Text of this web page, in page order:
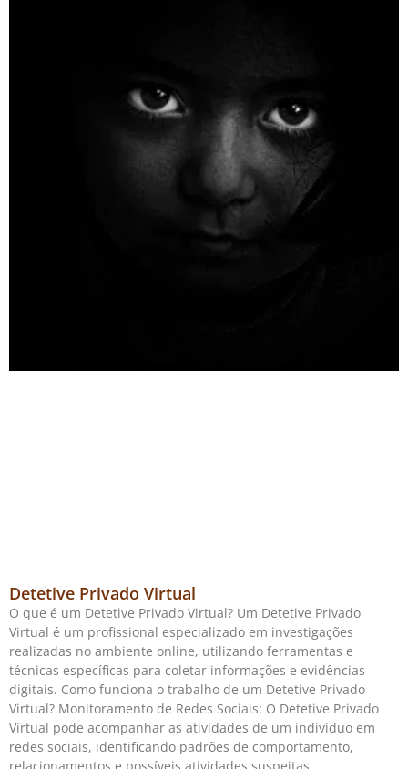
Detetive Privado Virtual
O que é um Detetive Privado Virtual? Um Detetive Privado
Virtual é um profissional especializado em investigações
realizadas no ambiente online, utilizando ferramentas e
técnicas específicas para coletar informações e evidências
digitais. Como funciona o trabalho de um Detetive Privado
Virtual? Monitoramento de Redes Sociais: O Detetive Privado
Virtual pode acompanhar as atividades de um indivíduo em
redes sociais, identificando padrões de comportamento,